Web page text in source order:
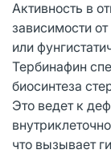
Активность в
зависимости
или
Тербинафин
биосинтеза
Это ведет к
что вызывает